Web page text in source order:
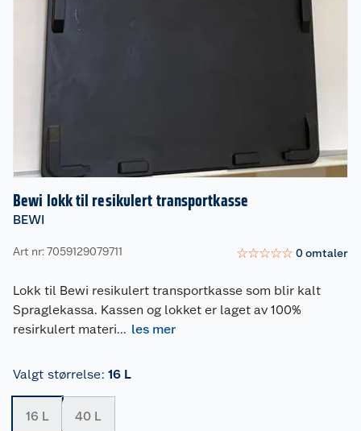
Bewi lokk til resikulert transportkasse
BEWI
Art nr: 7059129079711 ☆☆☆☆☆ 0omtaler
Lokk til Bewi resikulert transportkasse som blir kalt
Spraglekassa. Kassen og lokket er laget av 100%
resirkulert materi... les mer
Valgt størrelse: 16 L
16 L 40 L